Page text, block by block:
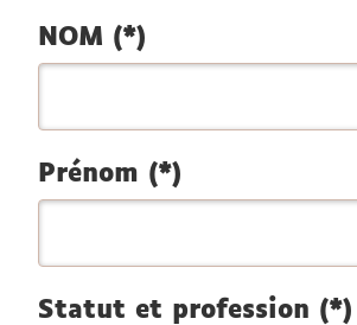
NOM (*)
Prénom (*)
Statut et profession (*)